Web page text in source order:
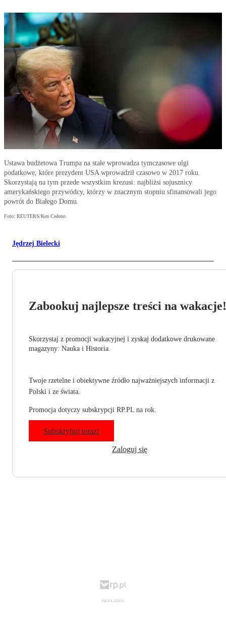
Ustawa budżetowa Trumpa na stałe wprowadza tymczasowe ulgi
podatkowe, które prezydent USA wprowadził czasowo w 2017 roku.
Skorzystają na tym przede wszystkim krezusi: najbliżsi sojusznicy
amerykańskiego przywódcy, którzy w znacznym stopniu sfinansowali jego
powrót do Białego Domu.
Foto: REUTERS/Ken Cedeno
Jędrzej Bielecki
Zabookuj najlepsze treści na wakacje!
Skorzystaj z promocji wakacyjnej i zyskaj dodatkowe drukowane
magazyny: Nauka i Historia.
Twoje rzetelne i obiektywne źródło najważniejszych informacji z
Polski i ze świata.
Promocja dotyczy subskrypcji RP.PL na rok.
Subskrybuj teraz!
Zaloguj się